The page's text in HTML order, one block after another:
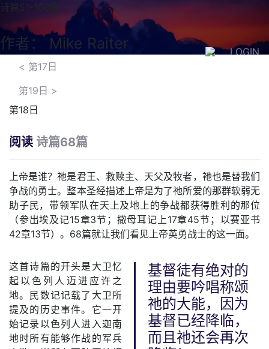
LOGIN
诗篇51-100篇
作者： Mike Raiter
< 第17日
第19日 >
第18日
阅读 诗篇68篇
上帝是谁？祂是君王、救赎主、天父及牧者，祂也是替我们
争战的勇士。整本圣经描述上帝是为了祂所爱的那群软弱无
助子民，带领军队在天上及地上的争战都获得胜利的那位
（参出埃及记15章3节；撒母耳记上17章45节；以赛亚书
42章13节）。68篇就让我们看见上帝英勇战士的这一面。
基督徒有绝对的
理由要吟唱称颂
祂的大能，因为
基督已经降临，
而且祂还会再次
这首诗篇的开头是大卫忆
起以色列人迈进应许之
地。民数记记载了大卫所
提及的历史事件。它一开
始记录以色列人进入迦南
地时所有能够作战的军兵